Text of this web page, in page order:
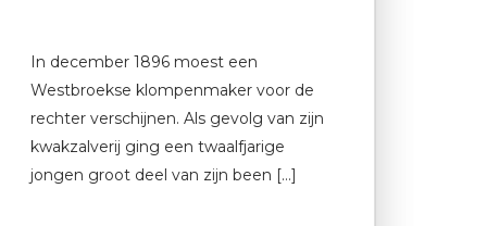
In december 1896 moest een
Westbroekse klompenmaker voor de
rechter verschijnen. Als gevolg van zijn
kwakzalverij ging een twaalfjarige
jongen groot deel van zijn been […]